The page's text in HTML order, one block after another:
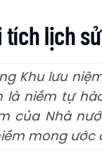
lịch
Khu lưu
là niềm tự
của Nhà
mong ước